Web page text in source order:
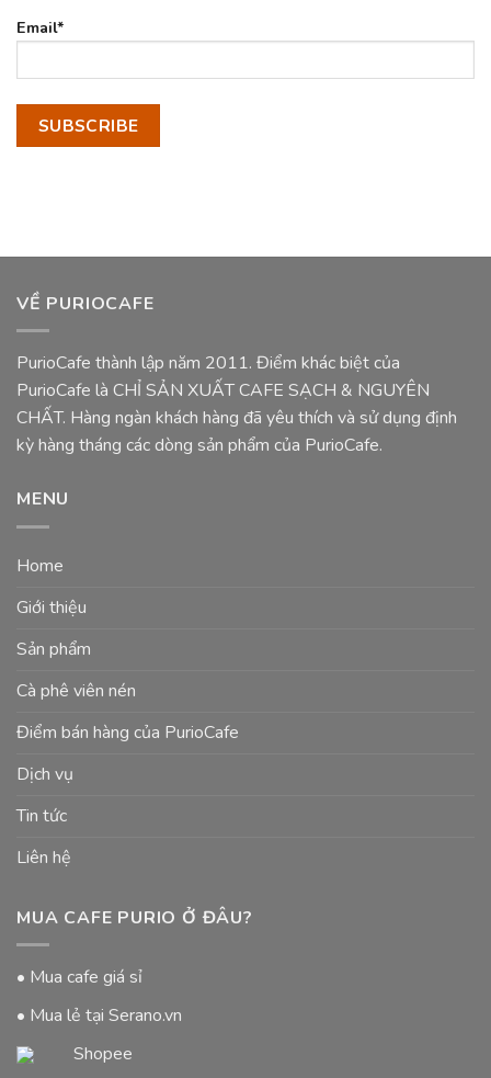
Email*
VỀ PURIOCAFE
PurioCafe thành lập năm 2011. Điểm khác biệt của
PurioCafe là CHỈ SẢN XUẤT CAFE SẠCH & NGUYÊN
CHẤT. Hàng ngàn khách hàng đã yêu thích và sử dụng định
kỳ hàng tháng các dòng sản phẩm của PurioCafe.
MENU
Home
Giới thiệu
Sản phẩm
Cà phê viên nén
Điểm bán hàng của PurioCafe
Dịch vụ
Tin tức
Liên hệ
MUA CAFE PURIO Ở ĐÂU?
• Mua cafe giá sỉ
• Mua lẻ tại Serano.vn
Shopee